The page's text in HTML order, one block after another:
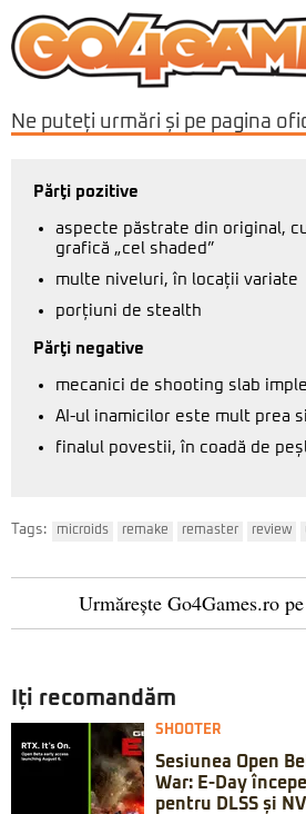
Ne puteți urmări și pe pagina
Părţi pozitive
aspecte păstrate din original,
grafică „cel shaded”
multe niveluri, în locații variate
porțiuni de stealth
Părţi negative
mecanici de shooting slab
AI-ul inamicilor este mult prea
finalul povestii, în coadă de
Tags: microids remake remaster review
Urmărește Go4Games.ro pe
Iți recomandăm
SHOOTER
Sesiunea Open
War: E-Day
pentru DLSS și